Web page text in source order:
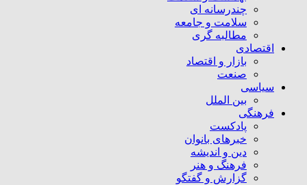
چندرسانه ای
سلامت و جامعه
مطالبه گری
اقتصادی
بازار و اقتصاد
صنعت
سیاسی
بین الملل
فرهنگی
پادکست
خبرهای بانوان
دین و اندیشه
فرهنگ و هنر
گزارش و گفتگو